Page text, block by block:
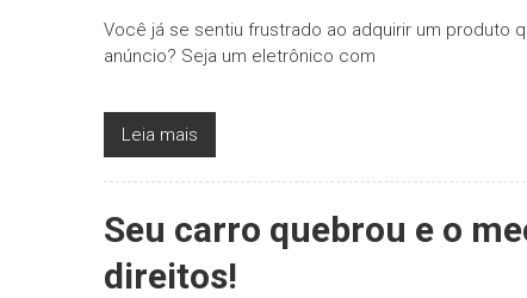
Você já se sentiu frustrado ao adquirir um produto
anúncio? Seja um eletrônico com
Leia mais
Seu carro quebrou e o
direitos!